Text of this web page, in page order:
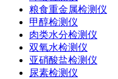
粮食重金属检测仪
甲醇检测仪
肉类水分检测仪
双氧水检测仪
亚硝酸盐检测仪
尿素检测仪